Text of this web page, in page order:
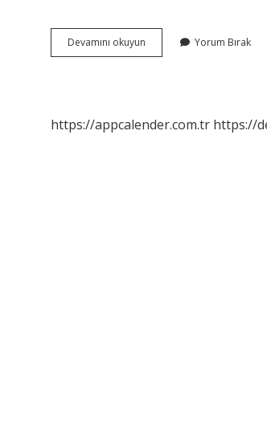
Devamını okuyun
Gökyüzü
Yorum Bırak
https://appcalender.com.tr https://